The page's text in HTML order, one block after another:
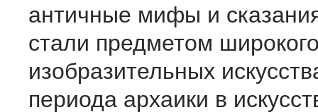
античные мифы и
стали предметом
изобразительных
периода архаики в